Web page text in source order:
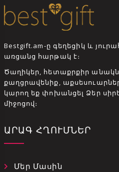
Bestgift.am-ը գեղեցիկ և
առցանց հարթակ է։
Ծաղիկեր, հետաքրքիր
քաղցրավենիք,
կարող եք փոխանցել Ձեր
միջոցով։
ԱՐԱԳ ՀՂՈՒՄՆԵՐ
Մեր Մասին